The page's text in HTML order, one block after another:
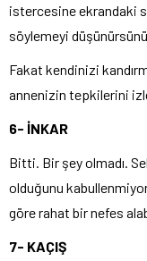
istercesine ekrandaki
söylemeyi
Fakat kendinizi
annenizin tepkilerini
6- İNKAR
Bitti. Bir şey olmadı.
olduğunu
göre rahat bir nefes
7- KAÇIŞ